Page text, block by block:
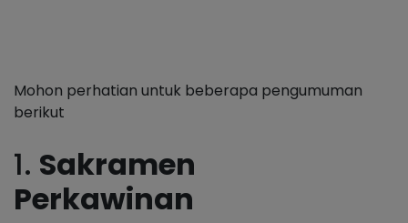
Mohon perhatian untuk beberapa pengumuman
berikut
1. Sakramen
Perkawinan